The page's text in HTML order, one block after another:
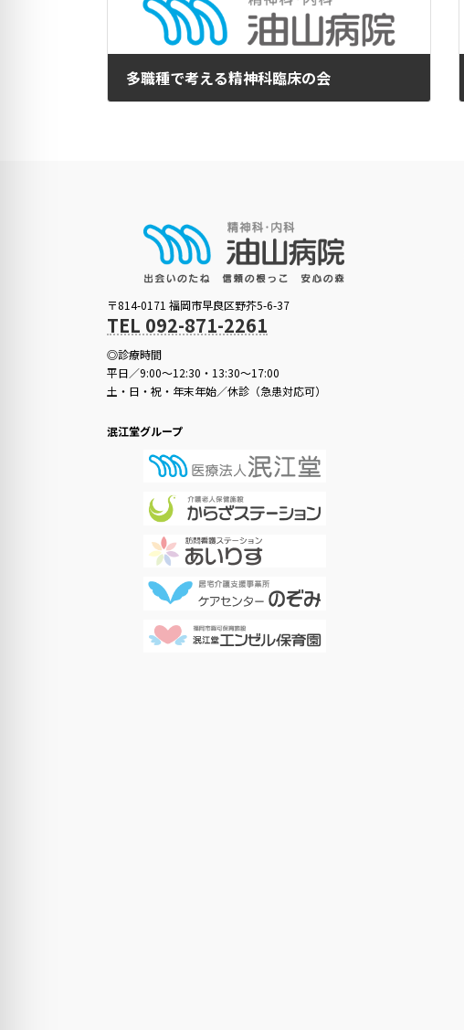
多職種で考える精神科臨床の会
〒814-0171 福岡市早良区野芥5-6-37
TEL 092-871-2261
◎診療時間
平日／9:00～12:30・13:30～17:00
土・日・祝・年末年始／休診（急患対応可）
泯江堂グループ